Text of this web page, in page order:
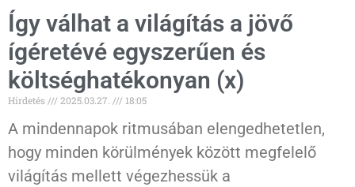
Így válhat a világítás a jövő
ígéretévé egyszerűen és
költséghatékonyan (x)
Hirdetés 2025.03.27. 18:05
A mindennapok ritmusában elengedhetetlen,
hogy minden körülmények között megfelelő
világítás mellett végezhessük a